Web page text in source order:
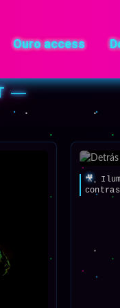
Ouro access
—
🎥